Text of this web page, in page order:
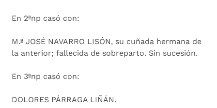
En 2ªnp casó con:
M.ª JOSÉ NAVARRO LISÓN, su cuñada hermana de
la anterior; fallecida de sobreparto. Sin sucesión.
En 3ªnp casó con:
DOLORES PÁRRAGA LIÑÁN.